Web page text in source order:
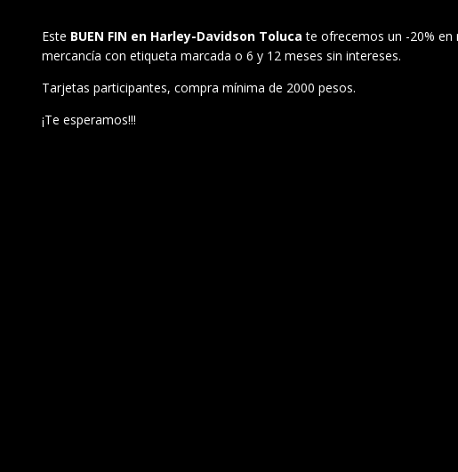
Este BUEN FIN en Harley-Davidson Toluca te ofrecemos un -20% en
mercancía con etiqueta marcada o 6 y 12 meses sin intereses.
Tarjetas participantes, compra mínima de 2000 pesos.
¡Te esperamos!!!